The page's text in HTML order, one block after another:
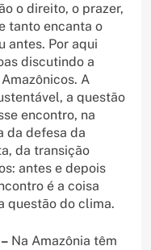
o direito, o prazer,
tanto encanta o
antes. Por aqui
discutindo a
A
a questão
encontro, na
da defesa da
da transição
antes e depois
é a coisa
questão do clima.
Na Amazônia têm